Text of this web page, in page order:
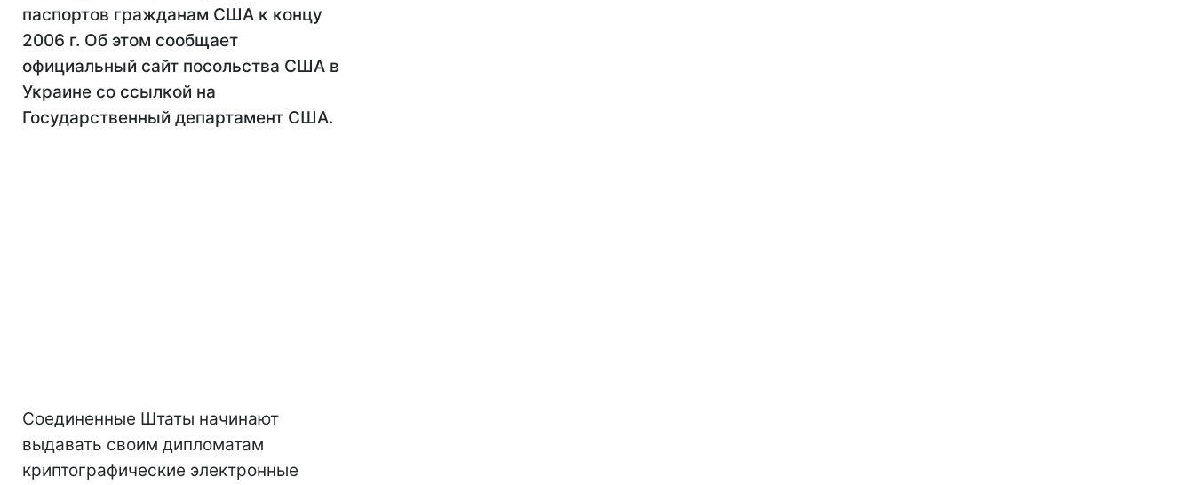
паспортов гражданам США к концу
2006 г. Об этом сообщает
официальный сайт посольства США в
Украине со ссылкой на
Государственный департамент США.
Соединенные Штаты начинают
выдавать своим дипломатам
криптографические электронные